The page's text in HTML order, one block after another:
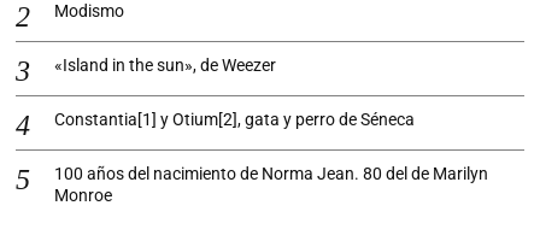
Modismo
«Island in the sun», de Weezer
Constantia[1] y Otium[2], gata y perro de Séneca
100 años del nacimiento de Norma Jean. 80 del de Marilyn
Monroe